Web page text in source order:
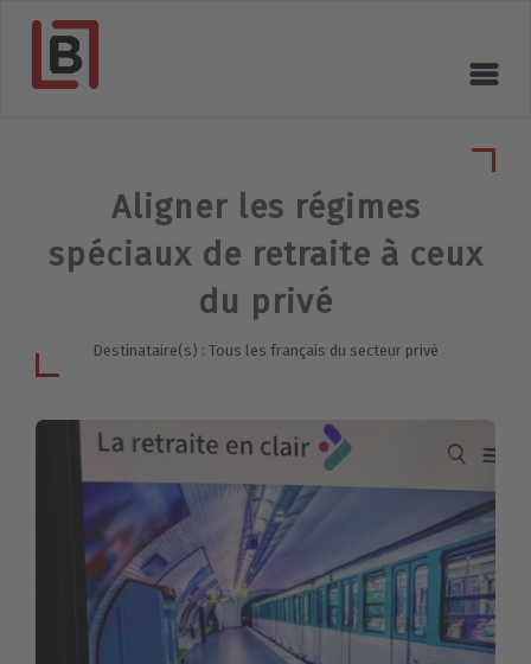
Aligner les régimes
spéciaux de retraite à ceux
du privé
Destinataire(s) : Tous les français du secteur privé